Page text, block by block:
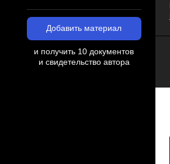
Добавить материал
и получить 10 документов
и свидетельство автора